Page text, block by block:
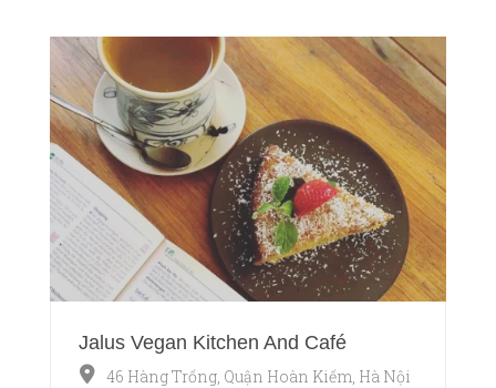
Jalus Vegan Kitchen And Café
46 Hàng Trống, Quận Hoàn Kiếm, Hà Nội